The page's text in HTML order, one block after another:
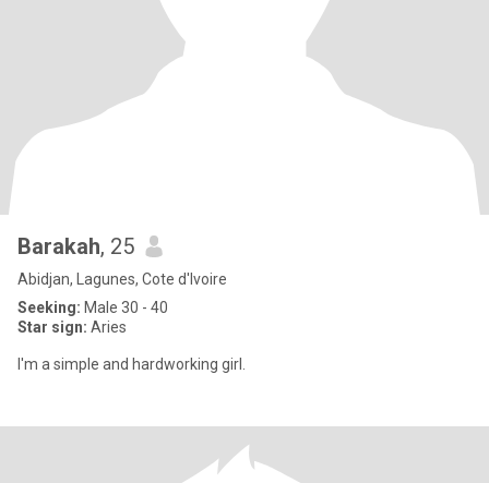
Barakah, 25
Abidjan, Lagunes, Cote d'Ivoire
Seeking: Male 30 - 40
Star sign: Aries
I'm a simple and hardworking girl.